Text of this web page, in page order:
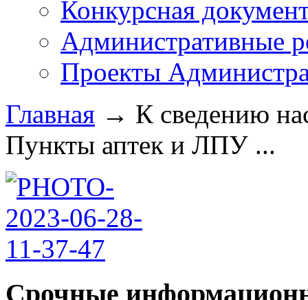
Конкурсная
Административные
Проекты
Главная → К сведению
Пункты аптек и ЛПУ ...
Срочные